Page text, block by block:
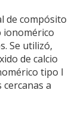
de compósito
ionomérico
Se utilizó,
de calcio
tipo I
cercanas a